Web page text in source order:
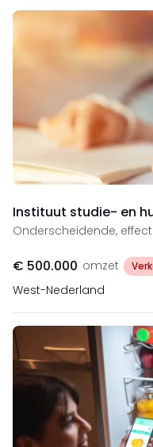
Instituut studie- en
Onderscheidende,
€ 500.000 omzet
West-Nederland